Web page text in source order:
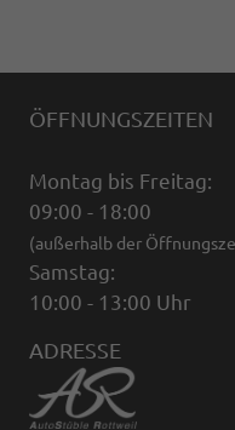
ÖFFNUNGSZEITEN
Montag bis Freitag:
09:00 - 18:00
(außerhalb der
Samstag:
10:00 - 13:00 Uhr
ADRESSE